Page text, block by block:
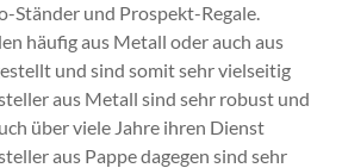
Ständer und Prospekt-Regale.
häufig aus Metall oder auch aus
und sind somit sehr vielseitig
aus Metall sind sehr robust und
über viele Jahre ihren Dienst
aus Pappe dagegen sind sehr